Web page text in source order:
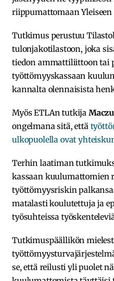
riippumattomaan
Tutkimus perustuu
tulonjakotilastoon, joka
tiedon ammattiliittoon tai
työttömyyskassaan
kannalta olennaisista
Myös ETLAn tutkija
ongelmana sitä, että
ulkopuolella ovat
Terhin laatiman
kassaan kuulumattomien
työttömyysriskin
matalasti koulutettuja ja
työsuhteissa
Tutkimuspäällikön
se, että reilusti yli puolet